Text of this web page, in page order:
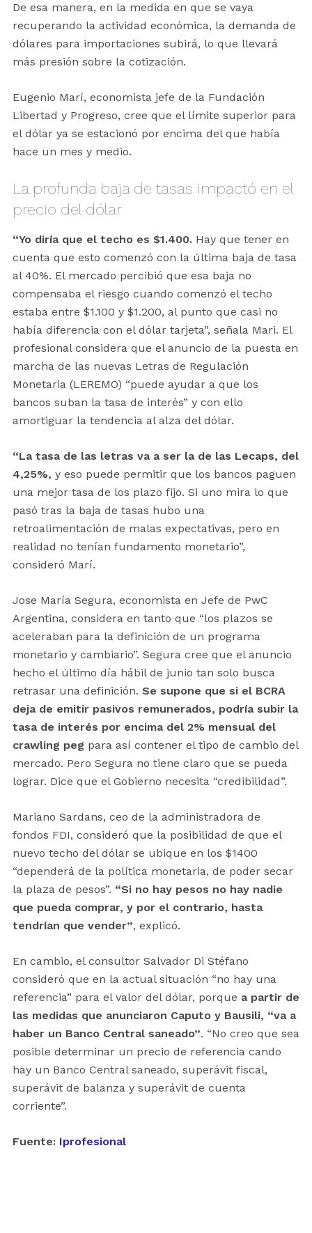
De esa manera, en la medida en que se vaya
recuperando la actividad económica, la demanda de
dólares para importaciones subirá, lo que llevará
más presión sobre la cotización.
Eugenio Marí, economista jefe de la Fundación
Libertad y Progreso, cree que el límite superior para
el dólar ya se estacionó por encima del que había
hace un mes y medio.
La profunda baja de tasas impactó en el
precio del dólar
“Yo diría que el techo es $1.400.Hay que tener en
cuenta que esto comenzó con la última baja de tasa
al 40%. El mercado percibió que esa baja no
compensaba el riesgo cuando comenzó el techo
estaba entre $1.100 y $1.200, al punto que casi no
había diferencia con el dólar tarjeta”, señala Mari. El
profesional considera que el anuncio de la puesta en
marcha de las nuevas Letras de Regulación
Monetaria (LEREMO) “puede ayudar a que los
bancos suban la tasa de interés” y con ello
amortiguar la tendencia al alza del dólar.
“La tasa de las letras va a ser la de las Lecaps, del
4,25%, y eso puede permitir que los bancos paguen
una mejor tasa de los plazo fijo. Si uno mira lo que
pasó tras la baja de tasas hubo una
retroalimentación de malas expectativas, pero en
realidad no tenían fundamento monetario”,
consideró Marí.
Jose María Segura, economista en Jefe de PwC
Argentina, considera en tanto que “los plazos se
aceleraban para la definición de un programa
monetario y cambiario”. Segura cree que el anuncio
hecho el último día hábil de junio tan solo busca
retrasar una definición. Se supone que si el BCRA
deja de emitir pasivos remunerados, podría subir la
tasa de interés por encima del 2% mensual del
crawling peg para así contener el tipo de cambio del
mercado. Pero Segura no tiene claro que se pueda
lograr. Dice que el Gobierno necesita “credibilidad”.
Mariano Sardans, ceo de la administradora de
fondos FDI, consideró que la posibilidad de que el
nuevo techo del dólar se ubique en los $1400
“dependerá de la política monetaria, de poder secar
la plaza de pesos”. “Si no hay pesos no hay nadie
que pueda comprar, y por el contrario, hasta
tendrían que vender”, explicó.
En cambio, el consultor Salvador Di Stéfano
consideró que en la actual situación “no hay una
referencia” para el valor del dólar, porque a partir de
las medidas que anunciaron Caputo y Bausili, “va a
haber un Banco Central saneado”. “No creo que sea
posible determinar un precio de referencia cando
hay un Banco Central saneado, superávit fiscal,
superávit de balanza y superávit de cuenta
corriente”.
Fuente: Iprofesional